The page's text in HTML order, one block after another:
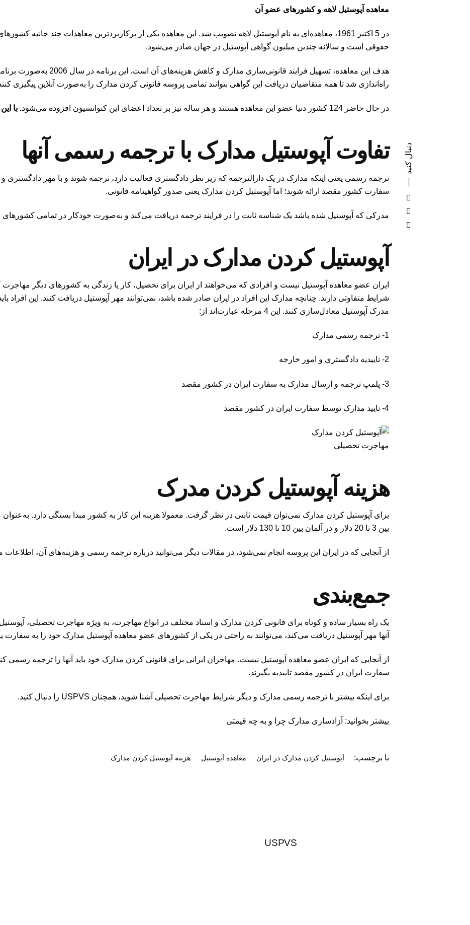
دنبال کنید
معاهده آپوستیل لاهه و کشورهای عضو آن
در 5 اکتبر 1961، معاهده‌ای به نام آپوستیل لاهه تصویب شد. این معاهده یکی از پرکاربردترین معاهدات چند جانبه
حقوقی است و سالانه چندین میلیون گواهی آپوستیل در جهان صادر می‌شود.
هدف این معاهده، تسهیل فرایند قانونی‌سازی مدارک و کاهش هزینه‌های آن است. این برنامه در سال 2006 به‌صورت برنامه الکترونیکی آپوستیل (
راه‌اندازی شد تا همه متقاضیان دریافت این گواهی بتوانند تمامی پروسه قانونی کردن مدارک را به‌صورت آنلاین پیگیری
در حال حاضر 124 کشور دنیا عضو این معاهده هستند و هر ساله نیز بر تعداد اعضای این کنوانسیون افزوده می‌شود . با
تفاوت آپوستیل مدارک با ترجمه رسمی آنها
ترجمه رسمی یعنی اینکه مدارک در یک دارالترجمه که زیر نظر دادگستری فعالیت دارد، ترجمه شوند و با مهر دادگستری و
سفارت کشور مقصد ارائه شوند؛ اما آپوستیل کردن مدارک یعنی صدور گواهینامه قانونی.
مدرکی که آپوستیل شده باشد یک شناسه ثابت را در فرایند ترجمه دریافت می‌کند و به‌صورت خودکار در تمامی کشورهای
آپوستیل کردن مدارک در ایران
ایران عضو معاهده آپوستیل نیست و افرادی که می‌خواهند از ایران برای تحصیل، کار یا زندگی به کشورهای دیگر مهاجرت
مدرک آپوستیل معادل‌سازی کنند. این 4 مرحله عبارت‌اند از:
1- ترجمه رسمی مدارک
2- تاییدیه دادگستری و امور خارجه
3- پلمپ ترجمه و ارسال مدارک به سفارت ایران در کشور مقصد
4- تایید مدارک توسط سفارت ایران در کشور مقصد
مهاجرت تحصیلی
هزینه آپوستیل کردن مدرک
برای آپوستیل کردن مدارک نمی‌توان قیمت ثابتی در نظر گرفت. معمولا هزینه این کار به کشور مبدا بستگی دارد. به‌عنوان
بین 3 تا 20 دلار و در آلمان بین 10 تا 130 دلار است.
از آنجایی که در ایران این پروسه انجام نمی‌شود، در مقالات دیگر می‌توانید درباره ترجمه رسمی و هزینه‌های آن،
جمع‌بندی
یک راه بسیار ساده و کوتاه برای قانونی کردن مدارک و اسناد مختلف در انواع مهاجرت، به ویژه مهاجرت تحصیلی،
آنها مهر آپوستیل دریافت می‌کند، می‌توانند به راحتی در یکی از کشورهای عضو معاهده آپوستیل مدارک خود را به سفارت یا
از آنجایی که ایران عضو معاهده آپوستیل نیست. مهاجران ایرانی برای قانونی کردن مدارک خود باید آنها را ترجمه رسمی
سفارت ایران در کشور مقصد تاییدیه بگیرند.
برای اینکه بیشتر با ترجمه رسمی مدارک و دیگر شرایط مهاجرت تحصیلی آشنا شوید، همچنان USPVS را دنبال کنید.
بیشتر بخوانید: آزادسازی مدارک چرا و به چه قیمتی
با برچسب: آپوستیل کردن مدارک در ایران معاهده آپوستیل هزینه آپوستیل کردن مدارک
USPVS